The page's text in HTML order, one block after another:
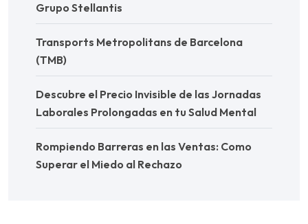
Grupo Stellantis
Transports Metropolitans de Barcelona
(TMB)
Descubre el Precio Invisible de las Jornadas
Laborales Prolongadas en tu Salud Mental
Rompiendo Barreras en las Ventas: Como
Superar el Miedo al Rechazo